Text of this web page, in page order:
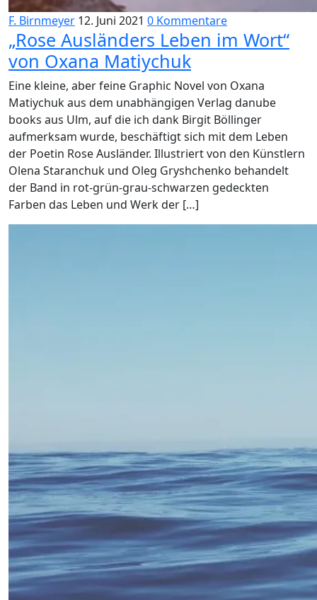
F. Birnmeyer 12. Juni 2021 0 Kommentare
„Rose Ausländers Leben im Wort“
von Oxana Matiychuk
Eine kleine, aber feine Graphic Novel von Oxana
Matiychuk aus dem unabhängigen Verlag danube
books aus Ulm, auf die ich dank Birgit Böllinger
aufmerksam wurde, beschäftigt sich mit dem Leben
der Poetin Rose Ausländer. Illustriert von den Künstlern
Olena Staranchuk und Oleg Gryshchenko behandelt
der Band in rot-grün-grau-schwarzen gedeckten
Farben das Leben und Werk der […]